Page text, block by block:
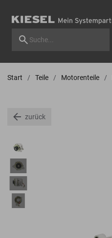
Start Teile Motorenteile
zurück